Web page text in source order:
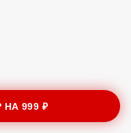
НА999 ₽